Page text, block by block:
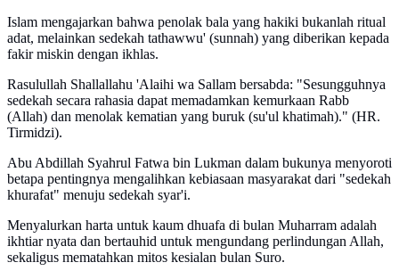
Islam mengajarkan bahwa penolak bala yang hakiki bukanlah ritual
adat, melainkan sedekah tathawwu' (sunnah) yang diberikan kepada
fakir miskin dengan ikhlas.
Rasulullah Shallallahu 'Alaihi wa Sallam bersabda: "Sesungguhnya
sedekah secara rahasia dapat memadamkan kemurkaan Rabb
(Allah) dan menolak kematian yang buruk (su'ul khatimah)." (HR.
Tirmidzi).
Abu Abdillah Syahrul Fatwa bin Lukman dalam bukunya menyoroti
betapa pentingnya mengalihkan kebiasaan masyarakat dari "sedekah
khurafat" menuju sedekah syar'i.
Menyalurkan harta untuk kaum dhuafa di bulan Muharram adalah
ikhtiar nyata dan bertauhid untuk mengundang perlindungan Allah,
sekaligus mematahkan mitos kesialan bulan Suro.